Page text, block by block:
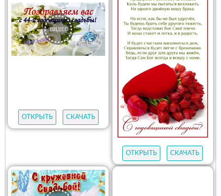
ОТКРЫТЬ СКАЧАТЬ
ОТКРЫТЬ СКАЧАТЬ